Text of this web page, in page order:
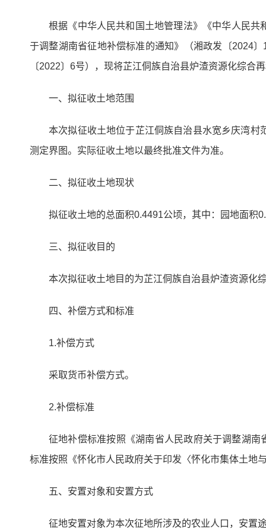
根据《中华人民共和国土地管理法》《中华人民
于调整湖南省征地补偿标准的通知》（湘政发〔2024
〔2022〕6号），现将芷江侗族自治县炉渣资源化综合
一、拟征收土地范围
本次拟征收土地位于芷江侗族自治县水宽乡庆湾
测定界图。实际征收土地以最终批准文件为准。
二、拟征收土地现状
拟征收土地的总面积0.4491公顷，其中：园地面积
三、拟征收目的
本次拟征收土地目的为芷江侗族自治县炉渣资源化
四、补偿方式和标准
1.补偿方式
采取货币补偿方式。
2.补偿标准
征地补偿标准按照《湖南省人民政府关于调整湖
标准按照《怀化市人民政府关于印发〈怀化市集体土地
五、安置对象和安置方式
征地安置对象为本次征地所涉及的农业人口，安置